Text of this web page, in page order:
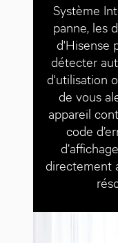
Système
panne, les
d'Hisense
détecter
d'utilisation
de vous
appareil
code
directement